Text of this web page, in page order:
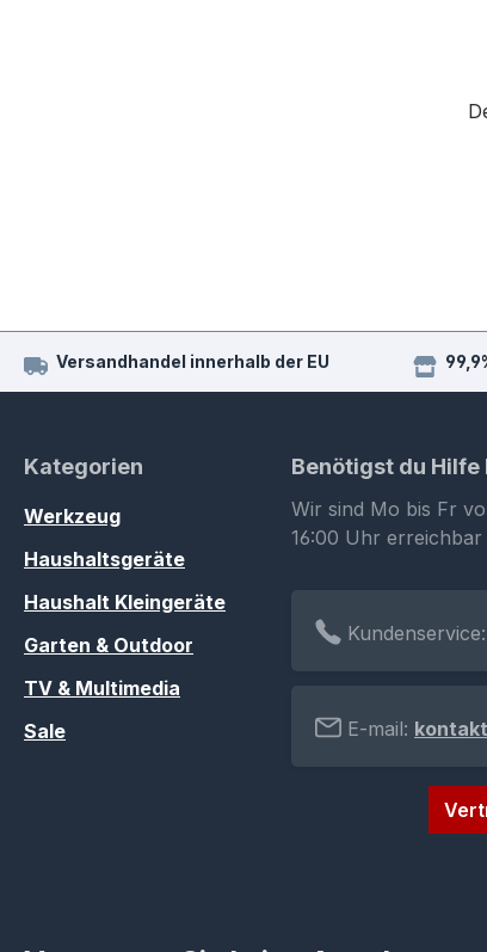
Versandhandel innerhalb der EU
Kategorien
Werkzeug
Haushaltsgeräte
Haushalt Kleingeräte
Garten & Outdoor
TV & Multimedia
Sale
Benötigst du Hilfe
Wir sind Mo bis Fr
16:00 Uhr erreichbar
Kundenservice:
E-mail: